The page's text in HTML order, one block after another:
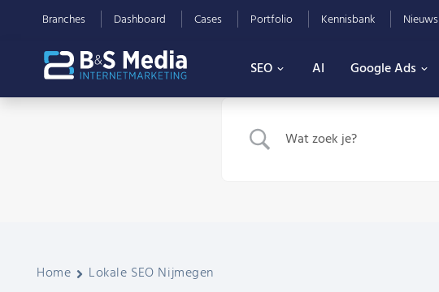
Branches Dashboard Cases Portfolio Kennisbank Nieuws
SEO AI Google Ads
Home Lokale SEO Nijmegen